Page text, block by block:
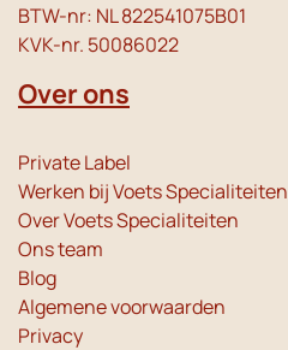
BTW-nr: NL 822541075B01
KVK-nr. 50086022
Over ons
Private Label
Werken bij Voets Specialiteiten
Over Voets Specialiteiten
Ons team
Blog
Algemene voorwaarden
Privacy